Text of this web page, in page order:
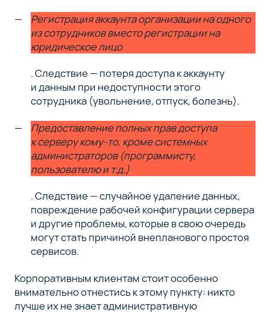
Регистрация аккаунта организации на одного
из сотрудников вместо регистрации на
юридическое лицо
. Следствие — потеря доступа к аккаунту
и данным при недоступности этого
сотрудника (увольнение, отпуск, болезнь).
Предоставление полных прав доступа
к серверу кому-то, кроме системных
администраторов (программисту,
пользователю и т.д.)
. Следствие — случайное удаление данных,
повреждение рабочей конфигурации сервера
и другие проблемы, которые в свою очередь
могут стать причиной внепланового простоя
сервисов.
Корпоративным клиентам стоит особенно
внимательно отнестись к этому пункту: никто
лучше их не знает административную